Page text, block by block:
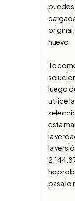
puedes
original,
nuevo.
Te
luego
utilice
esta
la
la
he
pasa lo